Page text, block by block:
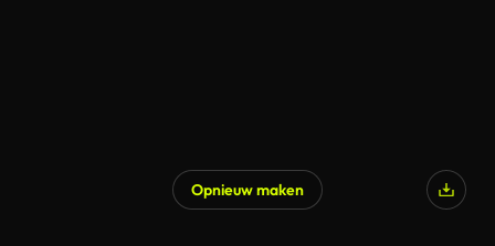
Opnieuw maken